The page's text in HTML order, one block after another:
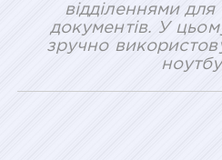
відділеннями
документів. У
зручно